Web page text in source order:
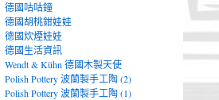
德國咕咕鐘
德國胡桃鉗娃娃
德國炊煙娃娃
德國生活資訊
Wendt & Kühn 德國木製天使
Polish Pottery 波蘭製手工陶 (2)
Polish Pottery 波蘭製手工陶 (1)